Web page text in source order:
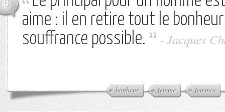
0
aime : il en retire tout le
souffrance possible.
- Jacques
bonheur femme femmes